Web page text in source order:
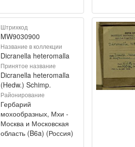
Штрихкод
MW9030900
Название в коллекции
Dicranella heteromalla
Принятое название
Dicranella heteromalla
(Hedw.) Schimp.
Районирование
Гербарий
мохообразных, Мхи -
Москва и Московская
область (B6a) (Россия)